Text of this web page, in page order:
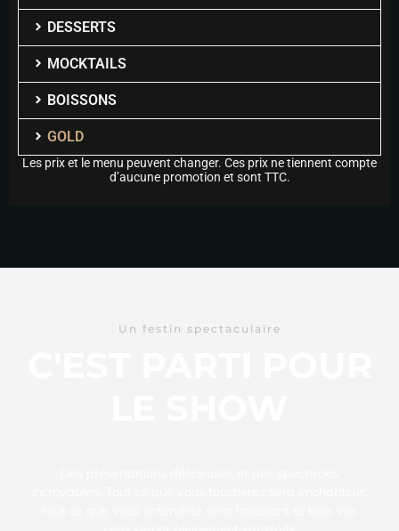
DESSERTS
MOCKTAILS
BOISSONS
GOLD
Les prix et le menu peuvent changer. Ces prix ne tiennent compte
d’aucune promotion et sont TTC.
Un festin spectaculaire